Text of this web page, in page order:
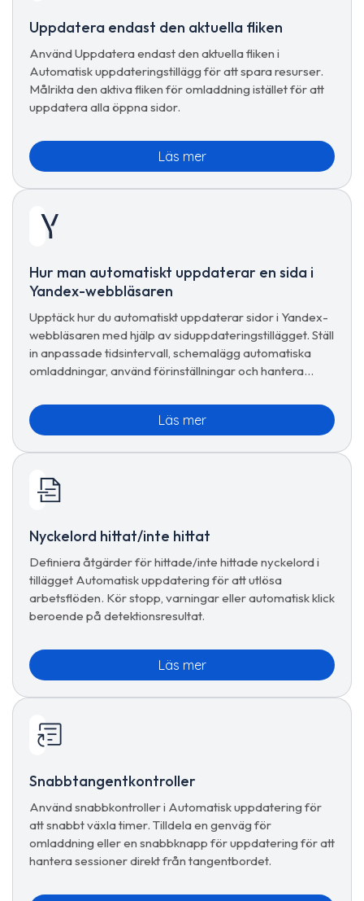
Uppdatera endast den aktuella fliken
Använd Uppdatera endast den aktuella fliken i
Automatisk uppdateringstillägg för att spara resurser.
Målrikta den aktiva fliken för omladdning istället för att
uppdatera alla öppna sidor.
Läs mer
Hur man automatiskt uppdaterar en sida i
Yandex-webbläsaren
Upptäck hur du automatiskt uppdaterar sidor i Yandex-
webbläsaren med hjälp av siduppdateringstillägget. Ställ
in anpassade tidsintervall, schemalägg automatiska
omladdningar, använd förinställningar och hantera
surfning.
Läs mer
Nyckelord hittat/inte hittat
Definiera åtgärder för hittade/inte hittade nyckelord i
tillägget Automatisk uppdatering för att utlösa
arbetsflöden. Kör stopp, varningar eller automatisk klick
beroende på detektionsresultat.
Läs mer
Snabbtangentkontroller
Använd snabbkontroller i Automatisk uppdatering för
att snabbt växla timer. Tilldela en genväg för
omladdning eller en snabbknapp för uppdatering för att
hantera sessioner direkt från tangentbordet.